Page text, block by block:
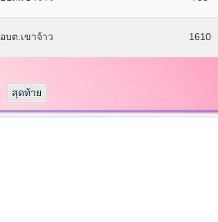
อบต.เขาจ้าว 1610
สุดท้าย